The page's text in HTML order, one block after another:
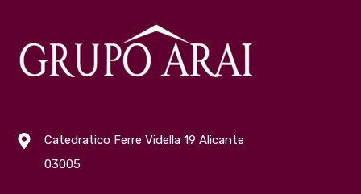
Catedratico Ferre Vidella 19 Alicante
03005